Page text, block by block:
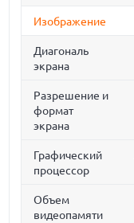
Изображение
Диагональ
экрана
Разрешение и
формат
экрана
Графический
процессор
Объем
видеопамяти